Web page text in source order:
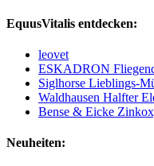
EquusVitalis entdecken:
leovet
ESKADRON
Siglhorse Lieblings-
Waldhausen Halfter
Bense & Eicke
Neuheiten: